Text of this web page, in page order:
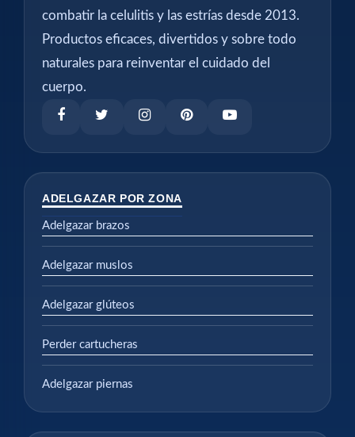
combatir la celulitis y las estrías desde 2013.
Productos eficaces, divertidos y sobre todo
naturales para reinventar el cuidado del
cuerpo.
ADELGAZAR POR ZONA
Adelgazar brazos
Adelgazar muslos
Adelgazar glúteos
Perder cartucheras
Adelgazar piernas